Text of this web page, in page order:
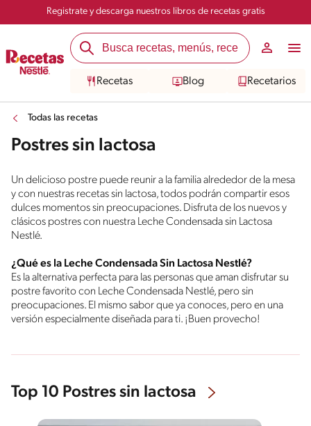
Registrate y descarga nuestros libros de recetas gratis
Recetas Blog Recetarios
Todas las recetas
Postres sin lactosa
Un delicioso postre puede reunir a la familia alrededor de la mesa
y con nuestras recetas sin lactosa, todos podrán compartir esos
dulces momentos sin preocupaciones. Disfruta de los nuevos y
clásicos postres con nuestra Leche Condensada sin Lactosa
Nestlé.
¿Qué es la Leche Condensada Sin Lactosa Nestlé?
Es la alternativa perfecta para las personas que aman disfrutar su
postre favorito con Leche Condensada Nestlé, pero sin
preocupaciones. El mismo sabor que ya conoces, pero en una
versión especialmente diseñada para ti. ¡Buen provecho!
Top 10 Postres sin lactosa